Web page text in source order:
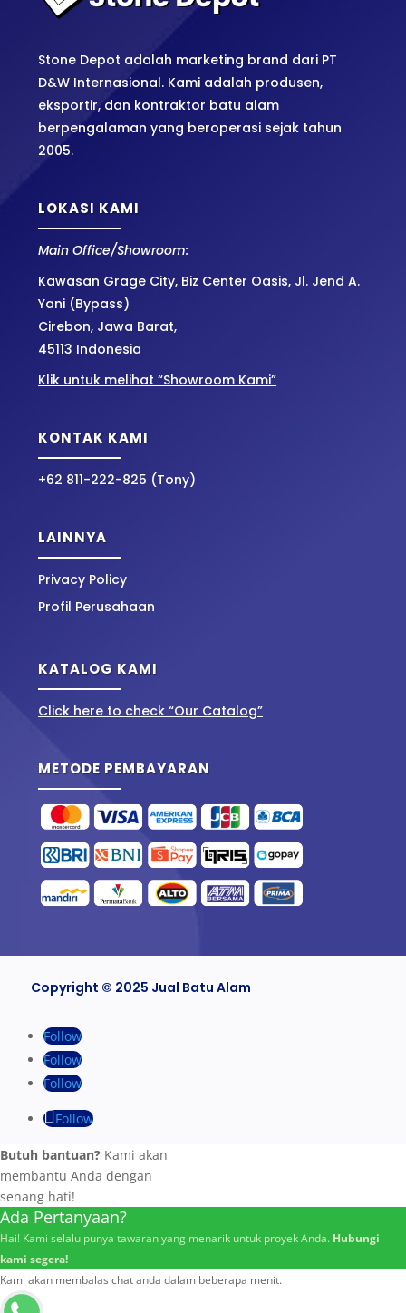
Stone Depot adalah marketing brand dari PT
D&W Internasional. Kami adalah produsen,
eksportir, dan kontraktor batu alam
berpengalaman yang beroperasi sejak tahun
2005.
LOKASI KAMI
Main Office/Showroom:
Kawasan Grage City, Biz Center Oasis, Jl. Jend A.
Yani (Bypass)
Cirebon, Jawa Barat,
45113 Indonesia
Klik untuk melihat “Showroom Kami”
KONTAK KAMI
+62 811-222-825 (Tony)
LAINNYA
Privacy Policy
Profil Perusahaan
KATALOG KAMI
Click here to check “Our Catalog”
METODE PEMBAYARAN
Copyright © 2025 Jual Batu Alam
Follow
Follow
Follow
Follow
Butuh bantuan? Kami akan
membantu Anda dengan
senang hati!
Ada Pertanyaan?
Hai! Kami selalu punya tawaran yang menarik untuk proyek Anda. Hubungi
kami segera!
Kami akan membalas chat anda dalam beberapa menit.